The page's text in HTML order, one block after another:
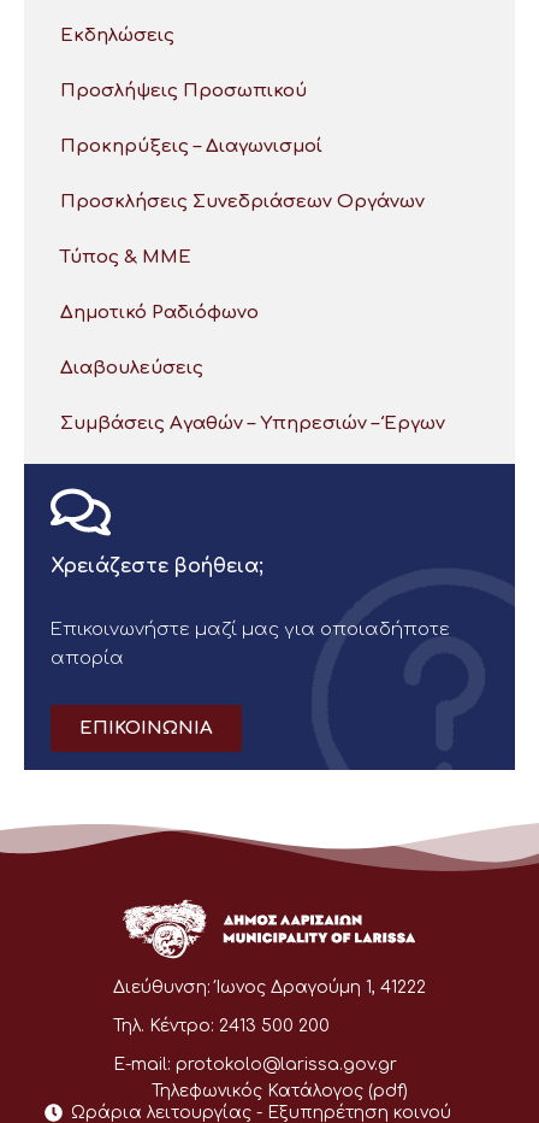
Εκδηλώσεις
Προσλήψεις Προσωπικού
Προκηρύξεις – Διαγωνισμοί
Προσκλήσεις Συνεδριάσεων Οργάνων
Τύπος & ΜΜΕ
Δημοτικό Ραδιόφωνο
Διαβουλεύσεις
Συμβάσεις Αγαθών – Υπηρεσιών – Έργων
Χρειάζεστε βοήθεια;
Επικοινωνήστε μαζί μας για οποιαδήποτε
απορία
ΕΠΙΚΟΙΝΩΝΙΑ
Διεύθυνση: Ίωνος Δραγούμη 1, 41222
Τηλ. Κέντρο: 2413 500 200
E-mail: protokolo@larissa.gov.gr
Τηλεφωνικός Κατάλογος (pdf)
Ωράρια λειτουργίας - Eξυπηρέτηση κοινού